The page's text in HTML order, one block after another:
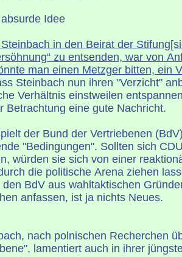
Idee
in den Beirat der
zu entsenden, war von
man einen Metzger bitten, ein
Steinbach nun ihren "Verzicht"
Verhältnis einstweilen
Betrachtung eine gute Nachricht.
der Bund der Vertriebenen
"Bedingungen". Sollten sich
würden sie sich von einer
die politische Arena ziehen
BdV aus wahltaktischen
anfassen, ist ja nichts Neues.
nach polnischen Recherchen
lamentiert auch in ihrer